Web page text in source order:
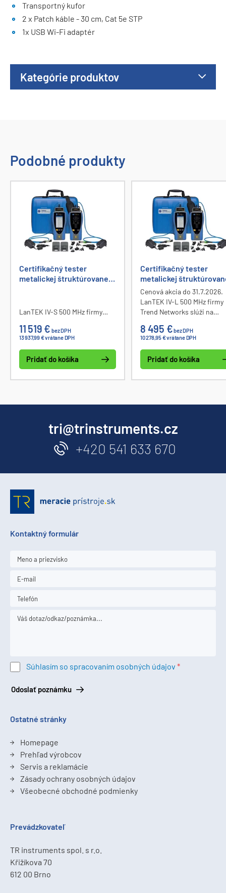
Kategórie produktov
Transportný kufor
2 x Patch káble - 30 cm, Cat 5e STP
1x USB Wi-Fi adaptér
Podobné produkty
Certifikačný tester
metalickej štruktúrovanej
(R163008)
LanTEK IV-S 500 MHz firmy
certifikačné testy metalickej
štruktúrovanej kabeláže až do
TIA Cat 6A / ISO Class Ea.
11 519 € bez DPH
13 937,99 € vrátane DPH
Pridať do košíka
Certifikačný tester
metalickej
kabeláže Trend
LanTEK IV-L 500 MHz
(R163030)
Cenová akcia do 31.7.2026.
LanTEK IV-L 500 MHz firmy
Trend Networks slúži na
štruktúrovanej kabeláže až
TIA Cat 6A / ISO Class Ea.
8 495 €bez DPH
10 278,95 € vrátane DPH
Pridať do košíka
tri@trinstruments.cz
+420 541 633 670
Kontaktný formulár
Súhlasím so spracovaním osobných údajov
Odoslať poznámku
Ostatné stránky
Homepage
Prehľad výrobcov
Servis a reklamácie
Zásady ochrany osobných údajov
Všeobecné obchodné podmienky
Prevádzkovateľ
TR instruments spol. s r.o.
Křižíkova 70
612 00 Brno